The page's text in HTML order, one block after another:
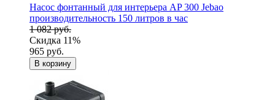
Насос фонтанный для интерьера AP 300 Jebao
производительность 150 литров в час
1 082 руб.
Скидка 11%
965 руб.
В корзину